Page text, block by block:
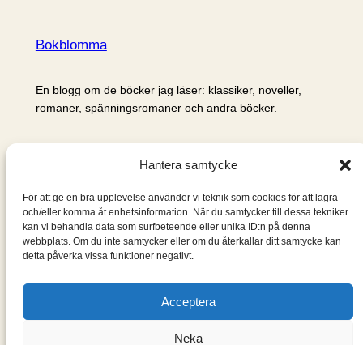
Hantera samtycke
För att ge en bra upplevelse använder vi teknik som cookies för att lagra
och/eller komma åt enhetsinformation. När du samtycker till dessa tekniker
kan vi behandla data som surfbeteende eller unika ID:n på denna
webbplats. Om du inte samtycker eller om du återkallar ditt samtycke kan
detta påverka vissa funktioner negativt.
Acceptera
Neka
Bokblomma
En blogg om de böcker jag läser: klassiker, noveller,
romaner, spänningsromaner och andra böcker.
Information
Om mig & om bloggen
S
ö
k